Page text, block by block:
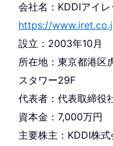
会社名：KDDIアイ
https://
設立：2003年10月
所在地：東京都港区
スタワー29F
代表者：代表取締
資本金：7,000万円
主要株主：KDDI株式